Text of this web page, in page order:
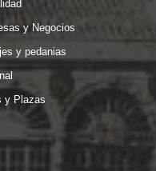
y Negocios
y pedanias
y Plazas